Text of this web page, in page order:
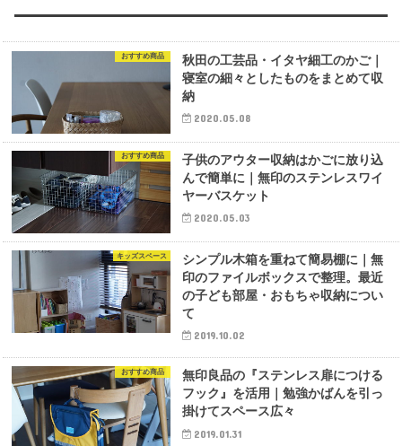
おすすめ商品
秋田の工芸品・イタヤ細工のかご｜
寝室の細々としたものをまとめて収
納
2020.05.08
おすすめ商品
子供のアウター収納はかごに放り込
んで簡単に｜無印のステンレスワイ
ヤーバスケット
2020.05.03
キッズスペース
シンプル木箱を重ねて簡易棚に｜無
印のファイルボックスで整理。最近
の子ども部屋・おもちゃ収納につい
て
2019.10.02
おすすめ商品
無印良品の『ステンレス扉につける
フック』を活用｜勉強かばんを引っ
掛けてスペース広々
2019.01.31